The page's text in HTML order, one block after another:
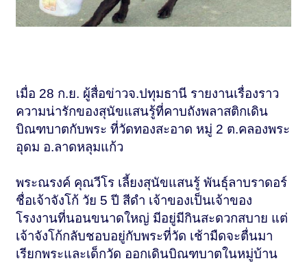
เมื่อ 28 ก.ย. ผู้สื่อข่าวจ.ปทุมธานี รายงานเรื่องราว
ความน่ารักของสุนัขแสนรู้ที่คาบถังพลาสติกเดิน
บิณฑบาตกับพระ ที่วัดทองสะอาด หมู่ 2 ต.คลองพระ
อุดม อ.ลาดหลุมแก้ว
พระณรงค์ คุณวีโร เลี้ยงสุนัขแสนรู้ พันธุ์ลาบราดอร์
ชื่อเจ้าจังโก้ วัย 5 ปี สีดำ เจ้าของเป็นเจ้าของ
โรงงานที่นอนขนาดใหญ่ มีอยู่มีกินสะดวกสบาย แต่
เจ้าจังโก้กลับชอบอยู่กับพระที่วัด เช้ามืดจะตื่นมา
เรียกพระและเด็กวัด ออกเดินบิณฑบาตในหมู่บ้าน